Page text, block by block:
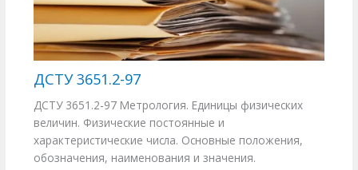
ДСТУ 3651.2-97
ДСТУ 3651.2-97 Метрология. Единицы физических
величин. Физические постоянные и
характеристические числа. Основные положения,
обозначения, наименования и значения.